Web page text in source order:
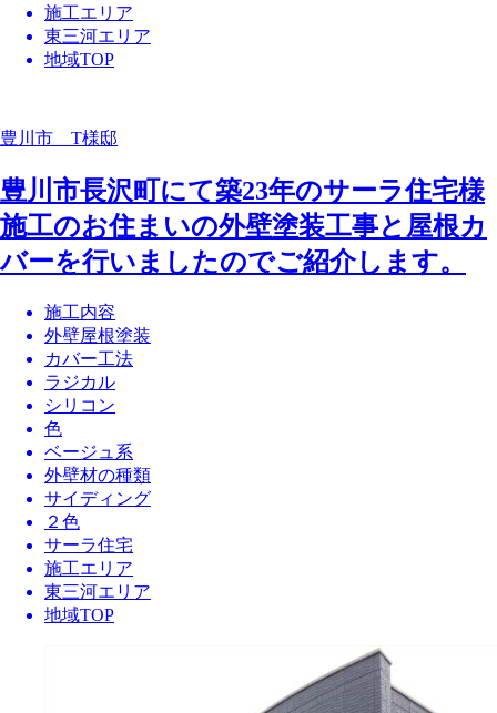
施工エリア
東三河エリア
地域TOP
豊川市 T様邸
豊川市長沢町にて築23年のサーラ住宅様
施工のお住まいの外壁塗装工事と屋根カ
バーを行いましたのでご紹介します。
施工内容
外壁屋根塗装
カバー工法
ラジカル
シリコン
色
ベージュ系
外壁材の種類
サイディング
２色
サーラ住宅
施工エリア
東三河エリア
地域TOP